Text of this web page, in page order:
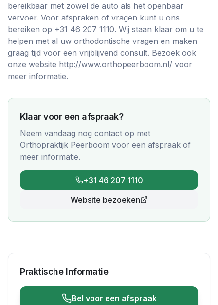
bereikbaar met zowel de auto als het openbaar
vervoer. Voor afspraken of vragen kunt u ons
bereiken op +31 46 207 1110. Wij staan klaar om u te
helpen met al uw orthodontische vragen en maken
graag tijd voor een vrijblijvend consult. Bezoek ook
onze website http://www.orthopeerboom.nl/ voor
meer informatie.
Klaar voor een afspraak?
Neem vandaag nog contact op met
Orthopraktijk Peerboom voor een afspraak of
meer informatie.
+31 46 207 1110
Website bezoeken
Praktische Informatie
Bel voor een afspraak